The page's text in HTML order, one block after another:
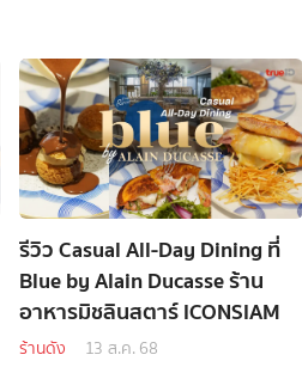
รีวิว Casual All-Day Dining ที่
Blue by Alain Ducasse ร้าน
อาหารมิชลินสตาร์ ICONSIAM
ร้านดัง 13 ส.ค. 68